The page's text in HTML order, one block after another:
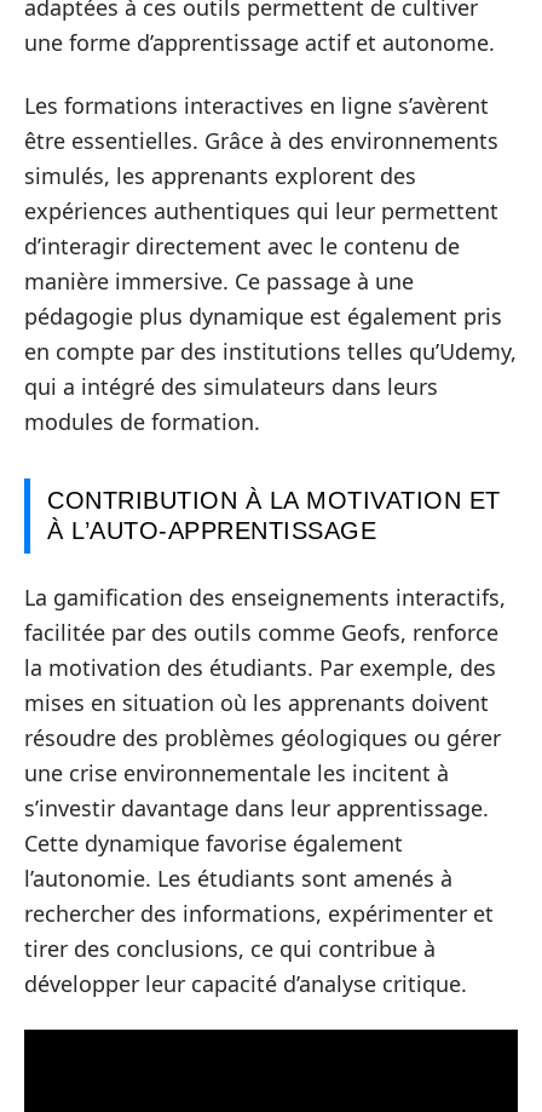
adaptées à ces outils permettent de cultiver
une forme d’apprentissage actif et autonome.
Les formations interactives en ligne s’avèrent
être essentielles. Grâce à des environnements
simulés, les apprenants explorent des
expériences authentiques qui leur permettent
d’interagir directement avec le contenu de
manière immersive. Ce passage à une
pédagogie plus dynamique est également pris
en compte par des institutions telles qu’Udemy,
qui a intégré des simulateurs dans leurs
modules de formation.
CONTRIBUTION À LA MOTIVATION ET
À L’AUTO-APPRENTISSAGE
La gamification des enseignements interactifs,
facilitée par des outils comme Geofs, renforce
la motivation des étudiants. Par exemple, des
mises en situation où les apprenants doivent
résoudre des problèmes géologiques ou gérer
une crise environnementale les incitent à
s’investir davantage dans leur apprentissage.
Cette dynamique favorise également
l’autonomie. Les étudiants sont amenés à
rechercher des informations, expérimenter et
tirer des conclusions, ce qui contribue à
développer leur capacité d’analyse critique.